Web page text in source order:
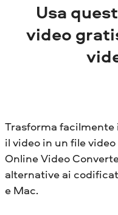
Usa
video
Trasforma facilmente
il video in un file
Online Video
alternative ai
e Mac.